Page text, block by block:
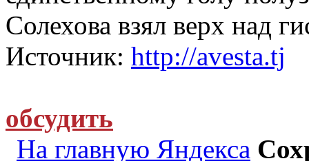
Солехова взял верх над
Источник: http://avesta.tj
обсудить
На главную Яндекса